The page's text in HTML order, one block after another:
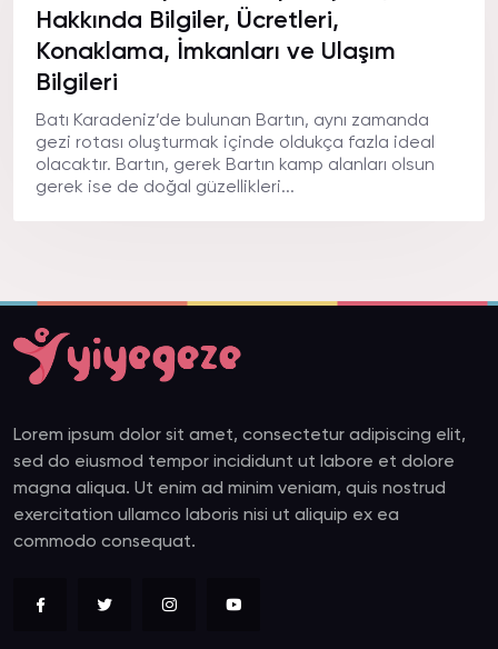
Hakkında Bilgiler, Ücretleri,
Konaklama, İmkanları ve Ulaşım
Bilgileri
Batı Karadeniz’de bulunan Bartın, aynı zamanda
gezi rotası oluşturmak içinde oldukça fazla ideal
olacaktır. Bartın, gerek Bartın kamp alanları olsun
gerek ise de doğal güzellikleri...
Lorem ipsum dolor sit amet, consectetur adipiscing elit,
sed do eiusmod tempor incididunt ut labore et dolore
magna aliqua. Ut enim ad minim veniam, quis nostrud
exercitation ullamco laboris nisi ut aliquip ex ea
commodo consequat.